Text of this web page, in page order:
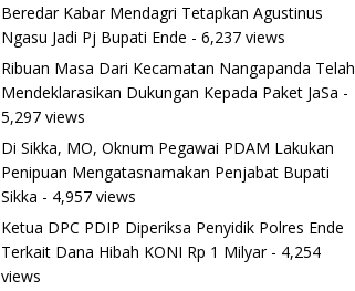
Beredar Kabar Mendagri Tetapkan Agustinus
Ngasu Jadi Pj Bupati Ende - 6,237 views
Ribuan Masa Dari Kecamatan Nangapanda Telah
Mendeklarasikan Dukungan Kepada Paket JaSa -
5,297 views
Di Sikka, MO, Oknum Pegawai PDAM Lakukan
Penipuan Mengatasnamakan Penjabat Bupati
Sikka - 4,957 views
Ketua DPC PDIP Diperiksa Penyidik Polres Ende
Terkait Dana Hibah KONI Rp 1 Milyar- 4,254
views